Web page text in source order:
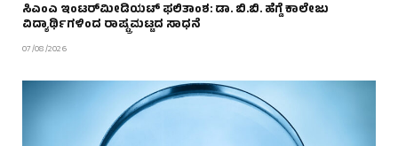
ಸಿಎಂಎ ಇಂಟರ್‌ಮೀಡಿಯಟ್ ಫಲಿತಾಂಶ: ಡಾ. ಬಿ.ಬಿ. ಹೆಗ್ಡೆ ಕಾಲೇಜು
ವಿದ್ಯಾರ್ಥಿಗಳಿಂದ ರಾಷ್ಟ್ರಮಟ್ಟದ ಸಾಧನೆ
07/08/2026